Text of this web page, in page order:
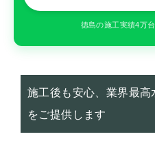
徳島の施工実績4万
施工後も安心、業界最高
をご提供します